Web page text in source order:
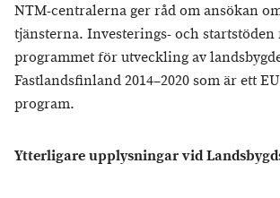
NTM-centralerna ger råd om ansökan
tjänsterna. Investerings- och
programmet för utveckling av
Fastlandsfinland 2014–2020 som är ett
program.
Ytterligare upplysningar vid